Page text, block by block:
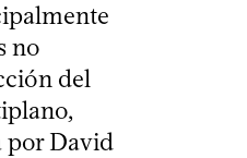
no
del
por David